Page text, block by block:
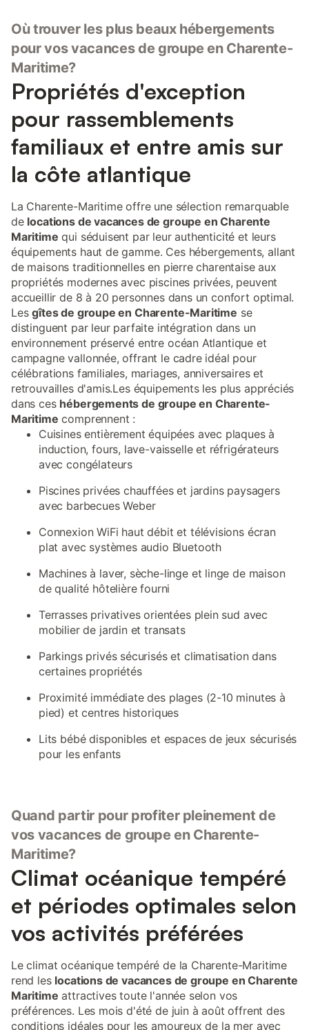
Où trouver les plus beaux hébergements
pour vos vacances de groupe en Charente-
Maritime?
Propriétés d'exception
pour rassemblements
familiaux et entre amis sur
la côte atlantique
La Charente-Maritime offre une sélection remarquable
de locations de vacances de groupe en Charente
Maritime qui séduisent par leur authenticité et leurs
équipements haut de gamme. Ces hébergements, allant
de maisons traditionnelles en pierre charentaise aux
propriétés modernes avec piscines privées, peuvent
accueillir de 8 à 20 personnes dans un confort optimal.
Lesgîtes de groupe en Charente-Maritime se
distinguent par leur parfaite intégration dans un
environnement préservé entre océan Atlantique et
campagne vallonnée, offrant le cadre idéal pour
célébrations familiales, mariages, anniversaires et
retrouvailles d'amis.Les équipements les plus appréciés
dans ces hébergements de groupe en Charente-
Maritime comprennent :
Cuisines entièrement équipées avec plaques à
induction, fours, lave-vaisselle et réfrigérateurs
avec congélateurs
Piscines privées chauffées et jardins paysagers
avec barbecues Weber
Connexion WiFi haut débit et télévisions écran
plat avec systèmes audio Bluetooth
Machines à laver, sèche-linge et linge de maison
de qualité hôtelière fourni
Terrasses privatives orientées plein sud avec
mobilier de jardin et transats
Parkings privés sécurisés et climatisation dans
certaines propriétés
Proximité immédiate des plages (2-10 minutes à
pied) et centres historiques
Lits bébé disponibles et espaces de jeux sécurisés
pour les enfants
Quand partir pour profiter pleinement de
vos vacances de groupe en Charente-
Maritime?
Climat océanique tempéré
et périodes optimales selon
vos activités préférées
Le climat océanique tempéré de la Charente-Maritime
rend les locations de vacances de groupe en Charente
Maritime attractives toute l'année selon vos
préférences. Les mois d'été de juin à août offrent des
conditions idéales pour les amoureux de la mer avec